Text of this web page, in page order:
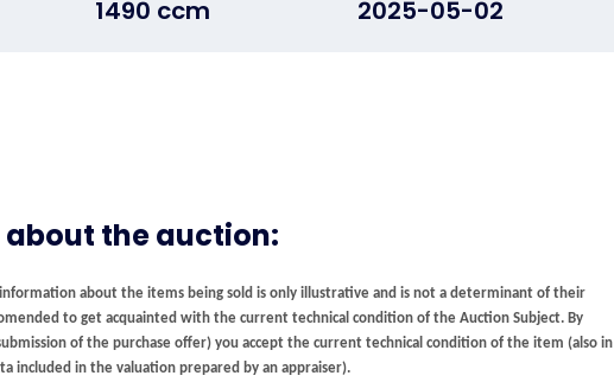
1490 ccm 2025-05-02
the auction:
about the items being sold is only illustrative and is not a determinant of their
to get acquainted with the current technical condition of the Auction Subject. By
of the purchase offer) you accept the current technical condition of the item (also in
included in the valuation prepared by an appraiser).